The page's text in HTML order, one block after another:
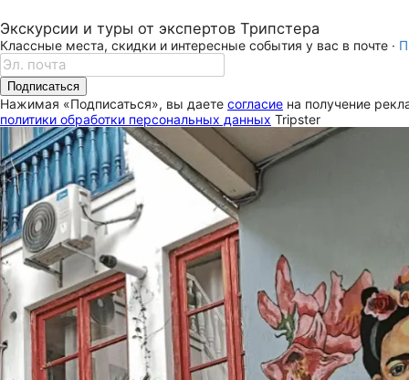
Экскурсии и туры от экспертов Трипстера
Классные места, скидки и интересные события у вас в почте ·
Подписаться
Нажимая «Подписаться», вы даете согласие на получение
политики обработки персональных данных Tripster